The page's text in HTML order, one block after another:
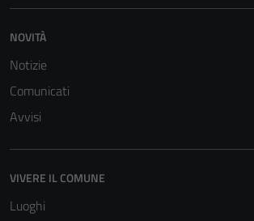
NOVITÀ
Notizie
Comunicati
Avvisi
VIVERE IL COMUNE
Luoghi
per il